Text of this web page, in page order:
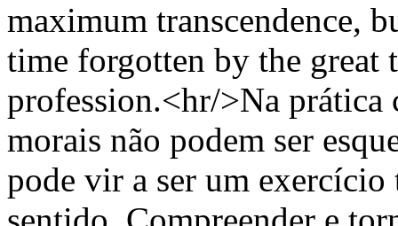
maximum transcendence,
time forgotten by the great
profession.<hr/>Na prática
morais não podem ser
pode vir a ser um